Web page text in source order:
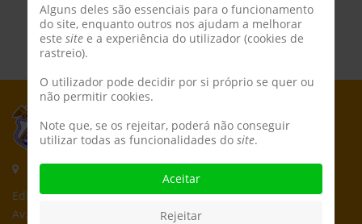
Morada:
Edifício CPCD
Av. Póvoa de Dom Martinho
Alguns deles são essenciais para o funcionamento
do site, enquanto outros nos ajudam a melhorar
este site e a experiência do utilizador (cookies de
rastreio).
O utilizador pode decidir por si próprio se quer ou
não permitir cookies.
Note que, se os rejeitar, poderá não conseguir
utilizar todas as funcionalidades do site.
Aceitar
Rejeitar